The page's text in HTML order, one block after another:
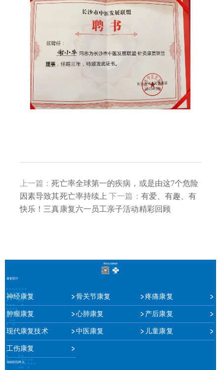
上一篇：死亡率全球第一的疾病，或是由这7个危险
因素导致其死亡率持续上 下一篇： 有爱、有趣、有
快乐！三真康复六一员工亲子活动精彩回顾
康复医疗
神经康复 骨关节康复 疼痛康复
肿瘤康复 心肺康复 产后康复
现代康复技术 中医康复 儿童康复
工伤康复
湖南医院网点